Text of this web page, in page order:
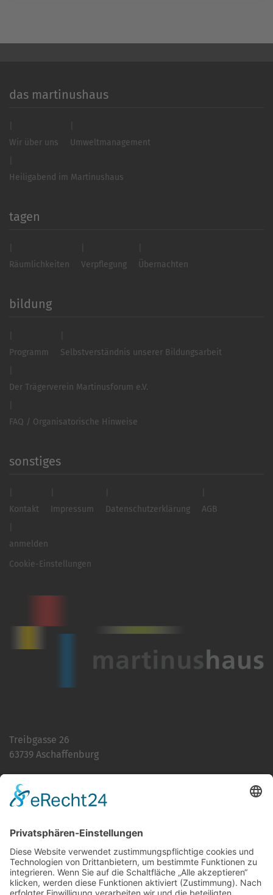
das martinushaus
Wir über uns Umweltmanagement
Heiligabend im Martinushaus
tagen
Räumlichkeiten Verpflegung Übernachten
bildung
Programm Selbstverständnis unserer Bildungsarbeit
Der Trägerverein Martinusforum e.V.
FAQ / Organisatorische Hinweise
sonstiges
Kontakt Impressum Datenschutzerklärung AGB
anmelden
Cookie-Einstellungen
Treibgasse 26
63739 Aschaffenburg
E-Mailinfo@martinushaus.de
Mo?Fr8.30 ? 12.00 Uhr